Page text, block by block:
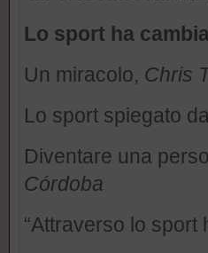
Lo sport ha
Un miracolo, Chris
Lo sport spiegato
Diventare una
Córdoba
“Attraverso lo sport